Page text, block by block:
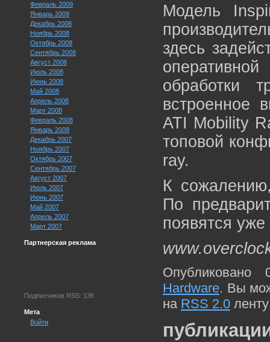
Февраль 2009
Январь 2009
Декабрь 2008
Ноябрь 2008
Октябрь 2008
Сентябрь 2008
Август 2008
Июль 2008
Июнь 2008
Май 2008
Апрель 2008
Март 2008
Февраль 2008
Январь 2008
Декабрь 2007
Ноябрь 2007
Октябрь 2007
Сентябрь 2007
Август 2007
Июль 2007
Июнь 2007
Май 2007
Апрель 2007
Март 2007
Партнерская реклама
Подписчиков RSS: 136
Мета
Войти
Модель
здесь
обработки
встроенное
ATI Mobility
топовой
ray.
К
По
появятся
Hardware. Вы
на RSS 2.0